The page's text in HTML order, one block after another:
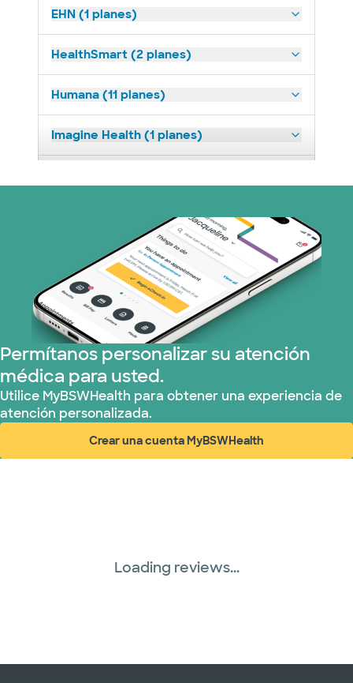
EHN (1 planes)
HealthSmart (2 planes)
Humana (11 planes)
Imagine Health (1 planes)
Medicare (1 planes)
Nebraska Furniture Mart (3 planes)
Red PHCS (1 planes)
Prism Electric (1 planes)
Plan de Salud Superior (3 planes)
TriWest HealthCare (1 planes)
United HealthCare (28 planes)
Permítanos personalizar su atención
médica para usted.
Utilice MyBSWHealth para obtener una experiencia de
atención personalizada.
Crear una cuenta MyBSWHealth
(abre en ventana nueva)
Loading reviews...